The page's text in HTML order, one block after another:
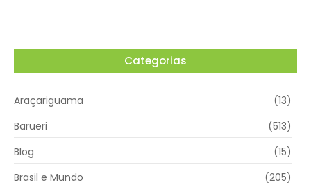
Categorias
Araçariguama
(13)
Barueri
(513)
Blog
(15)
Brasil e Mundo
(205)